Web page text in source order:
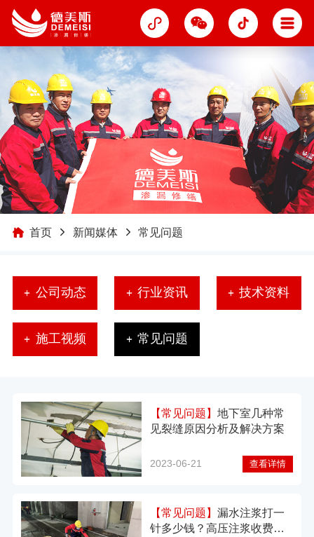
首页 新闻媒体 常见问题
公司动态 行业资讯 技术资料
施工视频 常见问题
【常见问题】 地下室几种常
见裂缝原因分析及解决方案
2023-06-21 查看详情
【常见问题】 漏水注浆打一
针多少钱？高压注浆收费价